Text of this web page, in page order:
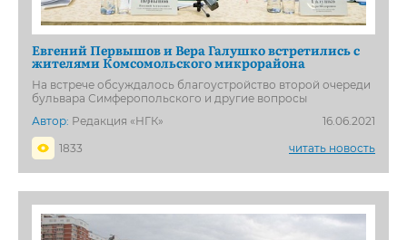
Евгений Первышов и Вера Галушко встретились с
жителями Комсомольского микрорайона
На встрече обсуждалось благоустройство второй очереди
бульвара Симферопольского и другие вопросы
Автор: Редакция «НГК»
16.06.2021
1833
читать новость